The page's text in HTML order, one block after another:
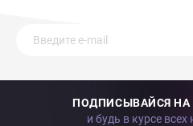
ПОДПИСЫВАЙСЯ
и будь в курсе